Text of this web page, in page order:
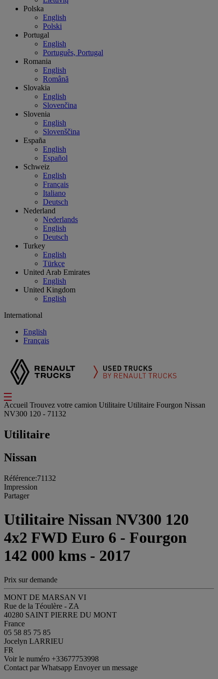
Polska
English
Polski
Portugal
English
Português, Portugal
Romania
English
Română
Slovakia
English
Slovenčina
Slovenia
English
Slovenščina
España
English
Español
Schweiz
English
Français
Italiano
Deutsch
Nederland
Nederlands
English
Deutsch
Turkey
English
Türkçe
United Arab Emirates
English
United Kingdom
English
International
English
Français
Accueil Trouvez votre camion Utilitaire Utilitaire Fourgon Nissan
NV300 120 - 71132
Utilitaire
Nissan
Référence:71132
Impression
Partager
Utilitaire Nissan NV300 120
4x2 FWD Euro 6 - Fourgon
142 000 kms - 2017
Prix sur demande
MONT DE MARSAN VI
Rue de la Téoulère - ZA
40280 SAINT PIERRE DU MONT
France
05 58 85 75 85
Jocelyn LARRIEU
FR
Voir le numéro +33677753998
Contact par Whatsapp Envoyer un message